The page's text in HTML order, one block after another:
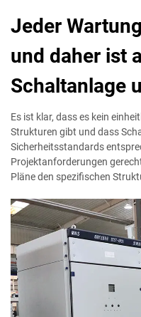
Jeder
und daher ist
Schaltanlage
Es ist klar, dass es kein
Strukturen gibt und dass
Sicherheitsstandards
Projektanforderungen
Pläne den spezifischen